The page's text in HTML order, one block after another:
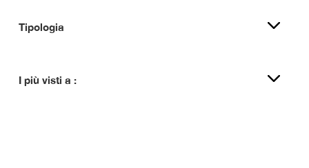
Tipologia
I più visti a :